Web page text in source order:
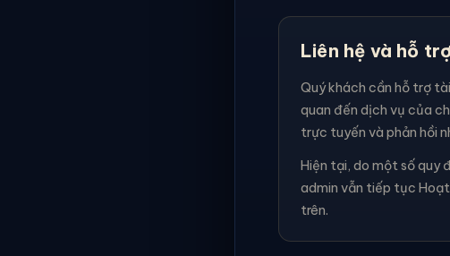
Liên hệ và hỗ
Quý khách cần hỗ trợ
quan đến dịch vụ của
trực tuyến và phản hồi
Hiện tại, do một số quy
admin vẫn tiếp tục
trên.